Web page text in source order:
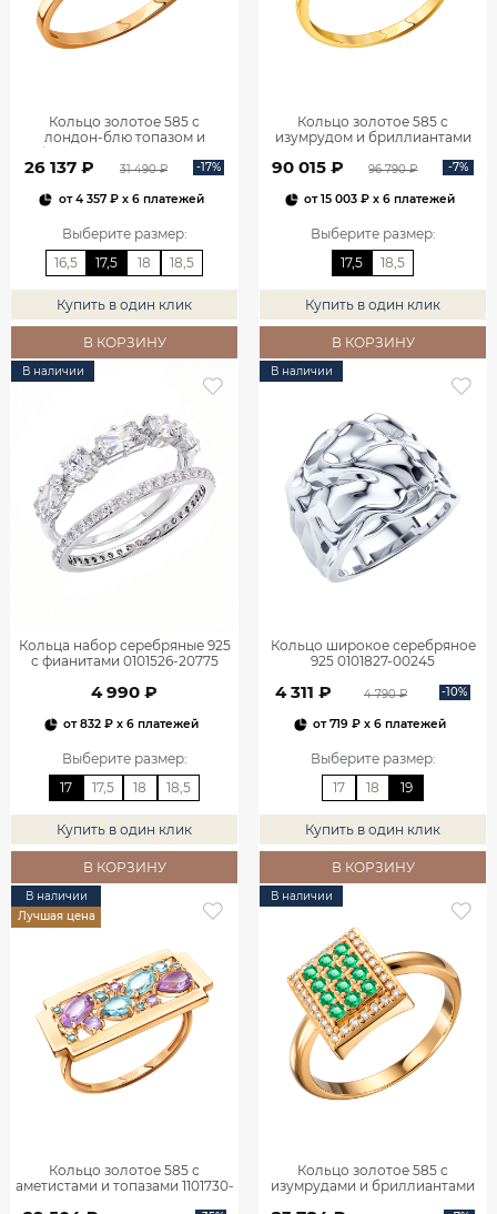
Кольцо золотое 585 с
лондон‑блю топазом и
фианитами 1101174-00740
26 137 ₽ 31 490 ₽ -17%
от4 357 ₽x 6 платежей
Выберите размер:
16,5
17,5 18 18,5
Купить в один клик
В КОРЗИНУ
Кольцо золотое 585 с
изумрудом и бриллиантами
90 015 ₽ 96 790 ₽ -7%
от15 003 ₽ x 6 платежей
Выберите размер:
17,5
18,5
Купить в один клик
В КОРЗИНУ
В наличии
Кольца набор серебряные 925
с фианитами 0101526-20775
4 990 ₽
от832 ₽ x 6 платежей
Выберите размер:
17
17,5 18 18,5
Купить в один клик
В КОРЗИНУ
В наличии
Кольцо широкое серебряное
925 0101827-00245
4 311 ₽ 4 790 ₽ -10%
от719 ₽ x 6 платежей
Выберите размер:
17
18 19
Купить в один клик
В КОРЗИНУ
В наличии
Лучшая цена
Кольцо золотое 585 с
аметистами и топазами 1101730-
В наличии
Кольцо золотое 585 с
изумрудами и бриллиантами